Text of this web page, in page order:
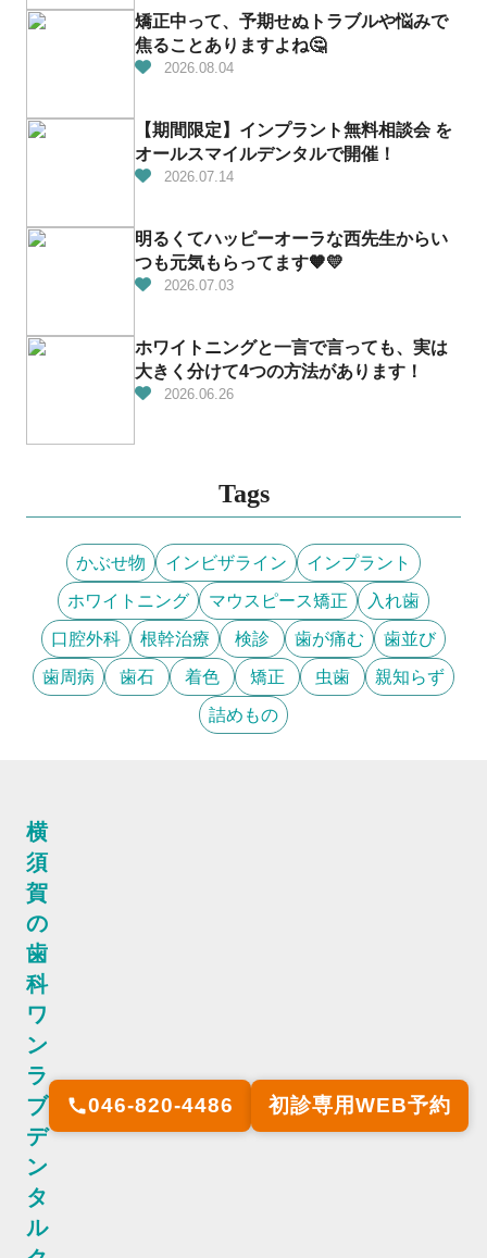
矯正中って、予期せぬトラブルや悩みで
焦ることありますよね🤔
2026.08.04
【期間限定】インプラント無料相談会 を
オールスマイルデンタルで開催！
2026.07.14
明るくてハッピーオーラな西先生からい
つも元気もらってます🧡💛
2026.07.03
ホワイトニングと一言で言っても、実は
大きく分けて4つの方法があります！
2026.06.26
Tags
かぶせ物 インビザライン インプラント
ホワイトニング マウスピース矯正 入れ歯
口腔外科 根幹治療 検診 歯が痛む 歯並び
歯周病 歯石 着色 矯正 虫歯 親知らず
詰めもの
横
須
賀
の
歯
科
ワ
ン
ラ
ブ
デ
ン
タ
ル
call046-820-4486 初診専用WEB予約